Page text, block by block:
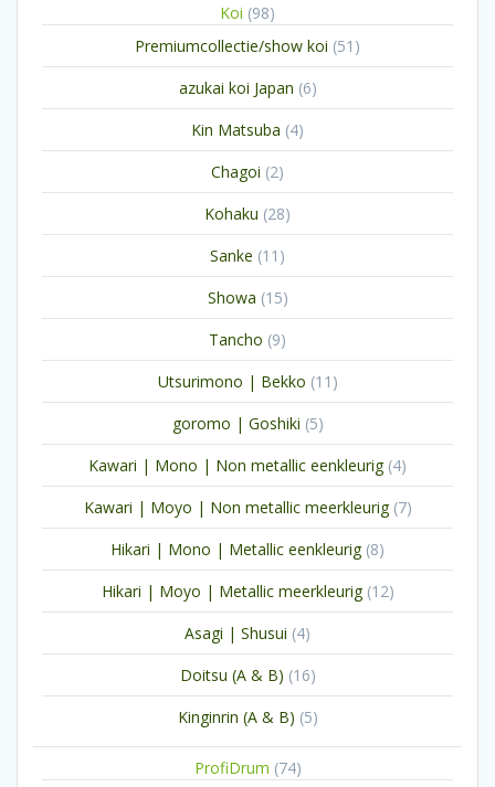
Koi 9898
producten
Premiumcollectie/show koi 51 51
producten
azukai koi Japan 66
producten
Kin Matsuba 44
producten
Chagoi 22
producten
Kohaku 2828
producten
Sanke 11 11
producten
Showa 1515
producten
Tancho 99
producten
Utsurimono | Bekko 11 11
producten
goromo | Goshiki 55
producten
Kawari | Mono | Non metallic eenkleurig 44
producten
Kawari | Moyo | Non metallic meerkleurig 77
producten
Hikari | Mono | Metallic eenkleurig 88
producten
Hikari | Moyo | Metallic meerkleurig 1212
producten
Asagi | Shusui 44
producten
Doitsu (A & B) 1616
producten
Kinginrin (A & B) 55
ProfiDrum 7474